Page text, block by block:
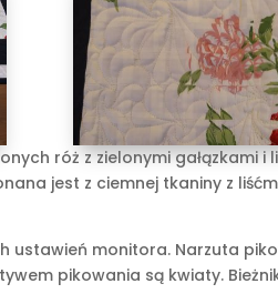
róż z zielonymi gałązkami
jest z ciemnej tkaniny z
monitora. Narzuta
pikowania są kwiaty.